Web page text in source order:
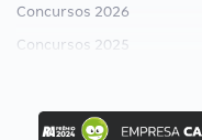
Concursos 2026
Concursos 2025
Concurso Ibama